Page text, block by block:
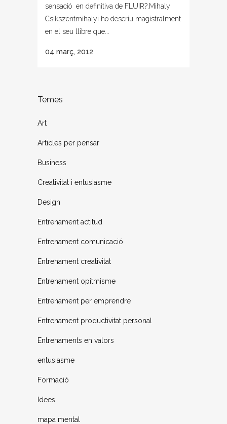
sensació en definitiva de FLUIR?.Mihaly
Csikszentmihalyi ho descriu magistralment
en el seu llibre que...
04 març, 2012
Temes
Art
Articles per pensar
Business
Creativitat i entusiasme
Design
Entrenament actitud
Entrenament comunicació
Entrenament creativitat
Entrenament opitmisme
Entrenament per emprendre
Entrenament productivitat personal
Entrenaments en valors
entusiasme
Formació
Idees
mapa mental